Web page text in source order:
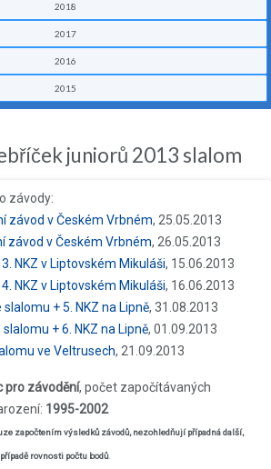
2018
2017
2016
2015
juniorů 2013 slalom
závody:
závod v Českém Vrbném, 25.05.2013
závod v Českém Vrbném, 26.05.2013
NKZ v Liptovském Mikuláši, 15.06.2013
NKZ v Liptovském Mikuláši, 16.06.2013
+ 5. NKZ na Lipně, 31.08.2013
+ 6. NKZ na Lipně, 01.09.2013
ve Veltrusech, 21.09.2013
pro závodění, počet započítávaných
1995-2002
započtením výsledků závodů, nezohledňují případná další,
rovnosti počtu bodů.